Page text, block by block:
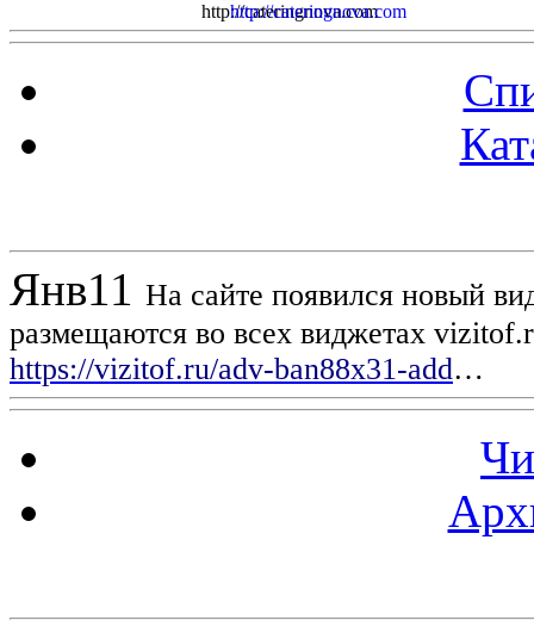
Янв11 На сайте появился новый
размещаются во всех виджетах
https://vizitof.ru/adv-ban88x31-add…